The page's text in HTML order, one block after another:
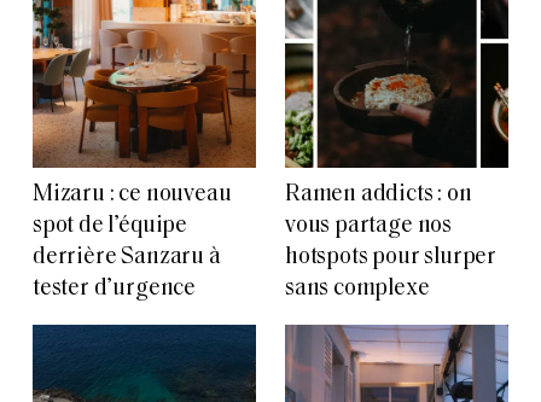
Mizaru : ce nouveau
spot de l’équipe
derrière Sanzaru à
tester d’urgence
Ramen addicts : on
vous partage nos
hotspots pour slurper
sans complexe